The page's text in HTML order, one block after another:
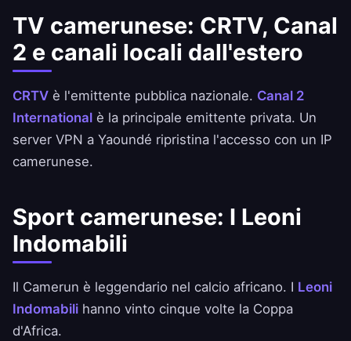
TV camerunese: CRTV, Canal
2 e canali locali dall'estero
CRTV è l'emittente pubblica nazionale. Canal 2
International è la principale emittente privata. Un
server VPN a Yaoundé ripristina l'accesso con un IP
camerunese.
Sport camerunese: I Leoni
Indomabili
Il Camerun è leggendario nel calcio africano. I Leoni
Indomabili hanno vinto cinque volte la Coppa
d'Africa.